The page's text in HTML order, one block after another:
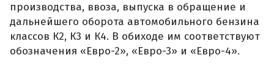
производства, ввоза, выпуска в обращение и
дальнейшего оборота автомобильного бензина
классов К2, К3 и К4. В обиходе им соответствуют
обозначения «Евро-2», «Евро-3» и «Евро-4».